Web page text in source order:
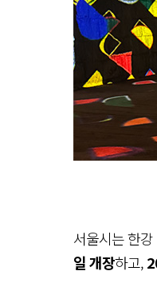
서울시는 한
일 개장하고,